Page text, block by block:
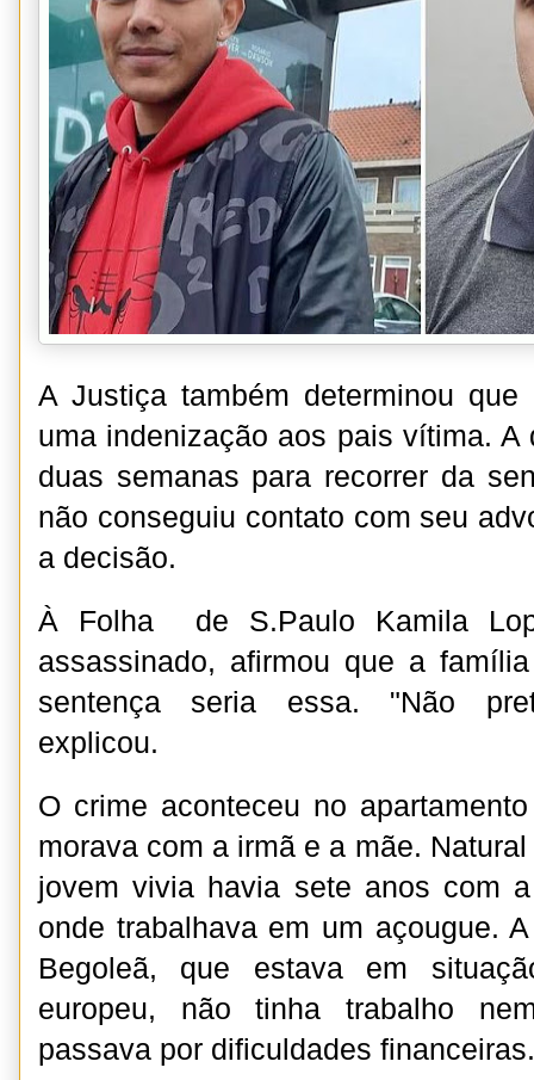
A Justiça também determinou que
uma indenização aos pais vítima. A
duas semanas para recorrer da
não conseguiu contato com seu
a decisão.
À Folha de S.Paulo Kamila
assassinado, afirmou que a
sentença seria essa. "Não
explicou.
O crime aconteceu no
morava com a irmã e a mãe.
jovem vivia havia sete anos com
onde trabalhava em um açougue.
Begoleã, que estava em
europeu, não tinha trabalho
passava por dificuldades financeiras.